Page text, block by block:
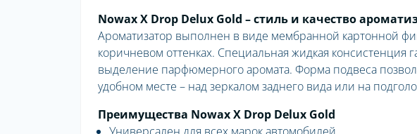
Nowax X Drop Delux Gold – стиль и качество
Ароматизатор выполнен в виде мембранной картонной
коричневом оттенках. Специальная жидкая консистенция
выделение парфюмерного аромата. Форма подвеса
удобном месте – над зеркалом заднего вида или на
Преимущества Nowax X Drop Delux Gold